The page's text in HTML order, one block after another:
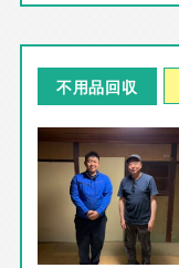
不用品回収